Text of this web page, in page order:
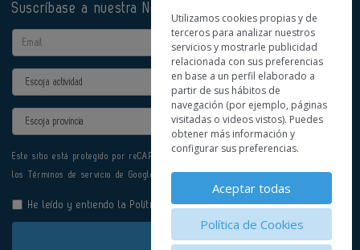
Suscríbase a nuestra Newsletter
Email
Actividad
Provincia
Este sitio está protegido por reCAPTCHA y se aplican la
los Términos de servicio de Google.
He leído y entiendo la Política de Privacidad
Enviar
Utilizamos cookies propias y de
terceros para analizar nuestros
servicios y mostrarle publicidad
relacionada con sus preferencias
en base a un perfil elaborado a
partir de sus hábitos de
navegación (por ejemplo, páginas
visitadas o videos vistos). Puedes
obtener más información y
configurar sus preferencias.
Aceptar todas
Política de Cookies